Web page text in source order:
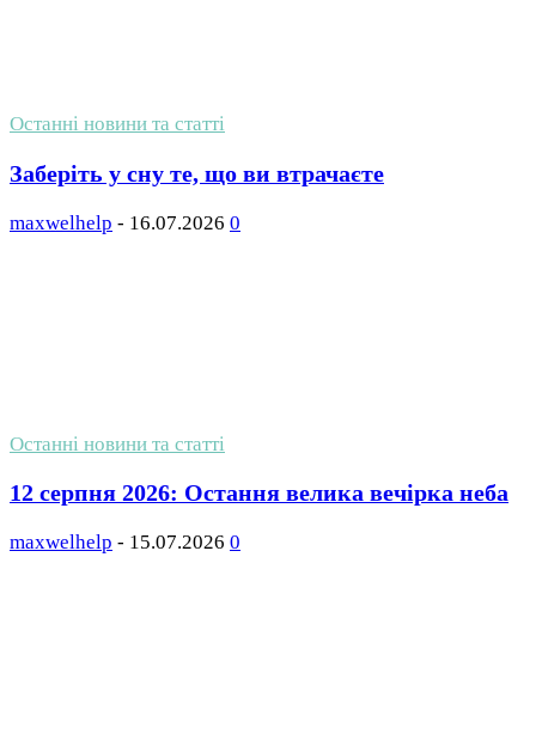
Останні новини та статті
Заберіть у сну те, що ви втрачаєте
maxwelhelp - 16.07.2026 0
Останні новини та статті
12 серпня 2026: Остання велика вечірка неба
maxwelhelp - 15.07.2026 0